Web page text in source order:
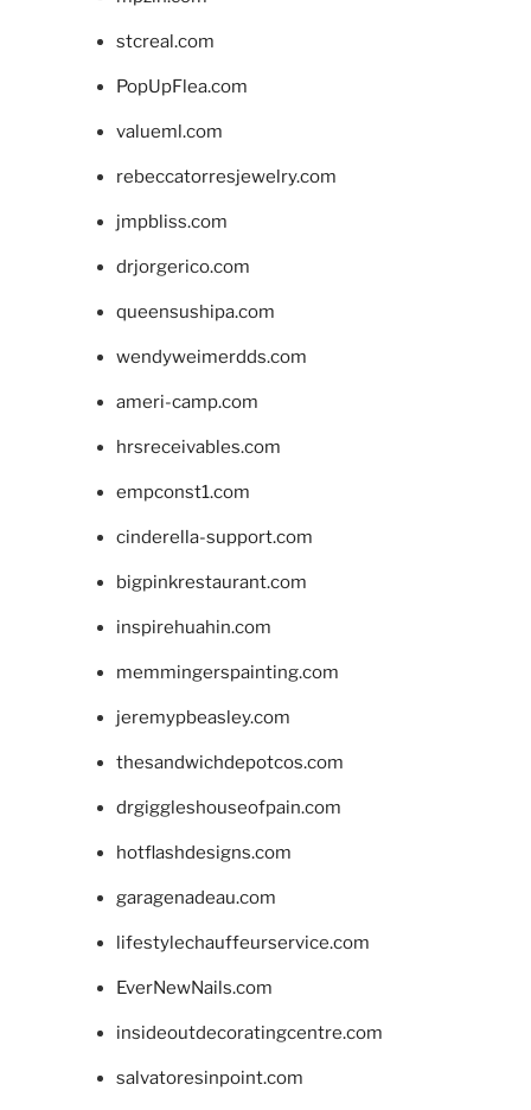
stcreal.com
PopUpFlea.com
valueml.com
rebeccatorresjewelry.com
jmpbliss.com
drjorgerico.com
queensushipa.com
wendyweimerdds.com
ameri-camp.com
hrsreceivables.com
empconst1.com
cinderella-support.com
bigpinkrestaurant.com
inspirehuahin.com
memmingerspainting.com
jeremypbeasley.com
thesandwichdepotcos.com
drgiggleshouseofpain.com
hotflashdesigns.com
garagenadeau.com
lifestylechauffeurservice.com
EverNewNails.com
insideoutdecoratingcentre.com
salvatoresinpoint.com